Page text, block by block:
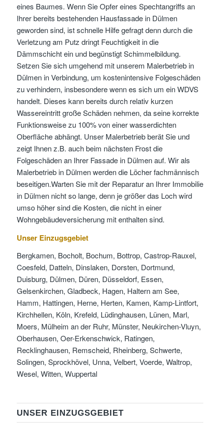
eines Baumes. Wenn Sie Opfer eines Spechtangriffs an
Ihrer bereits bestehenden Hausfassade in Dülmen
geworden sind, ist schnelle Hilfe gefragt denn durch die
Verletzung am Putz dringt Feuchtigkeit in die
Dämmschicht ein und begünstigt Schimmelbildung.
Setzen Sie sich umgehend mit unserem Malerbetrieb in
Dülmen in Verbindung, um kostenintensive Folgeschäden
zu verhindern, insbesondere wenn es sich um ein WDVS
handelt. Dieses kann bereits durch relativ kurzen
Wassereintritt große Schäden nehmen, da seine korrekte
Funktionsweise zu 100% von einer wasserdichten
Oberfläche abhängt. Unser Malerbetrieb berät Sie und
zeigt Ihnen z.B. auch beim nächsten Frost die
Folgeschäden an Ihrer Fassade in Dülmen auf. Wir als
Malerbetrieb in Dülmen werden die Löcher fachmännisch
beseitigen.Warten Sie mit der Reparatur an Ihrer Immobilie
in Dülmen nicht so lange, denn je größer das Loch wird
umso höher sind die Kosten, die nicht in einer
Wohngebäudeversicherung mit enthalten sind.
Unser Einzugsgebiet
Bergkamen, Bocholt, Bochum, Bottrop, Castrop-Rauxel,
Coesfeld, Datteln, Dinslaken, Dorsten, Dortmund,
Duisburg, Dülmen, Düren, Düsseldorf, Essen,
Gelsenkirchen, Gladbeck, Hagen, Haltern am See,
Hamm, Hattingen, Herne, Herten, Kamen, Kamp-Lintfort,
Kirchhellen, Köln, Krefeld, Lüdinghausen, Lünen, Marl,
Moers, Mülheim an der Ruhr, Münster, Neukirchen-Vluyn,
Oberhausen, Oer-Erkenschwick, Ratingen,
Recklinghausen, Remscheid, Rheinberg, Schwerte,
Solingen, Sprockhövel, Unna, Velbert, Voerde, Waltrop,
Wesel, Witten, Wuppertal
UNSER EINZUGSGEBIET